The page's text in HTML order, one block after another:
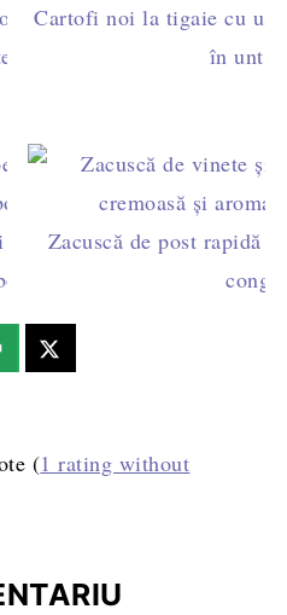
cu pesto de busuioc și
de post
Cartofi noi la tigaie cu
în unt
post la cuptor – rețetă
cu bob
Zacuscă de post rapidă
(1 rating without